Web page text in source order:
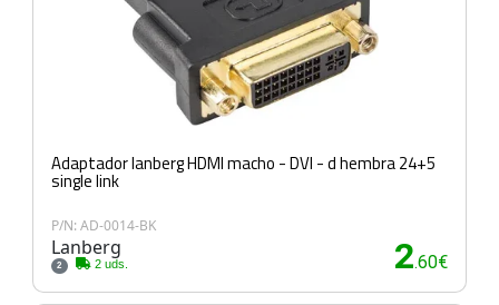
Adaptador lanberg HDMI macho - DVI - d hembra 24+5
single link
P/N: AD-0014-BK
Lanberg
2 2 uds. 2.60€